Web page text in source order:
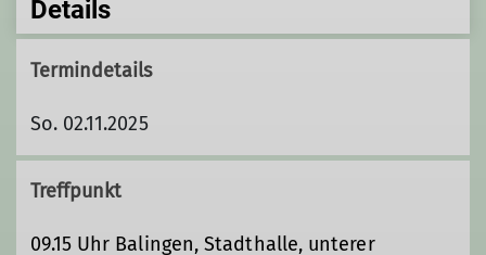
Details
Termindetails
So. 02.11.2025
Treffpunkt
09.15 Uhr Balingen, Stadthalle, unterer